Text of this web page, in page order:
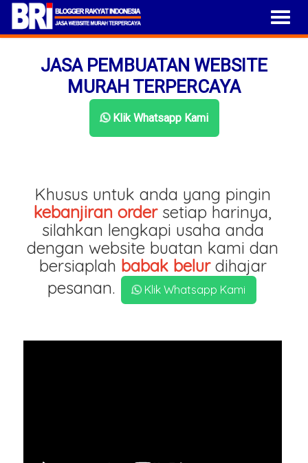
JASA PEMBUATAN WEBSITE
MURAH TERPERCAYA
Klik Whatsapp Kami
Khusus untuk anda yang pingin
kebanjiran ordersetiap harinya,
silahkan lengkapi usaha anda
dengan website buatan kami dan
bersiaplah babak belurdihajar
pesanan.
Klik Whatsapp Kami